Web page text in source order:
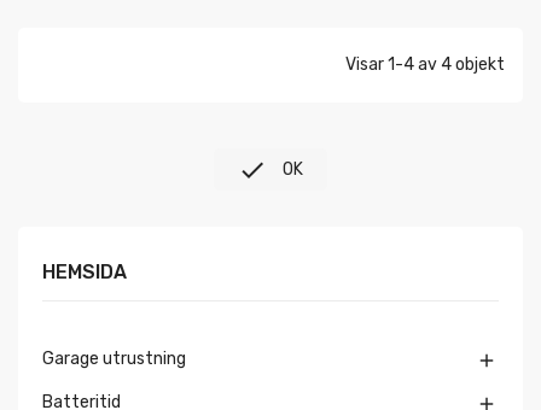
Visar 1-4 av 4 objekt
 OK
HEMSIDA
Garage utrustning 
Batteritid 